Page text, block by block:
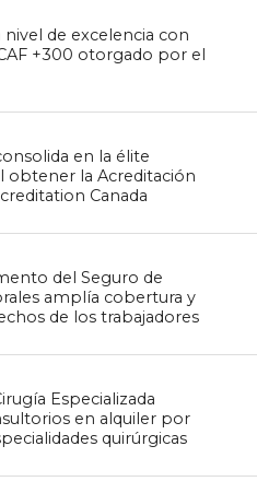
nivel de excelencia con
+300 otorgado por el
en la élite
obtener la Acreditación
Canada
del Seguro de
amplía cobertura y
de los trabajadores
Especializada
en alquiler por
quirúrgicas